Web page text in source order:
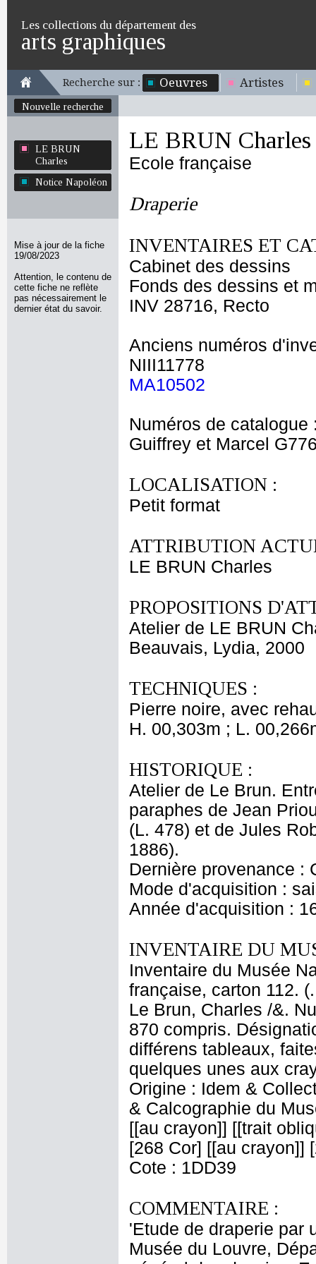
Les collections du département des
arts graphiques
Recherche sur : Oeuvres Artistes
Nouvelle recherche
LE BRUN
Charles
Notice Napoléon
Mise à jour de la fiche
19/08/2023
Attention, le contenu de
cette fiche ne reflète
pas nécessairement le
dernier état du savoir.
LE BRUN Charles
Ecole française
Draperie
INVENTAIRES ET
Cabinet des dessins
Fonds des dessins et
INV 28716, Recto
Anciens numéros
NIII11778
MA10502
Numéros de catalogue
Guiffrey et Marcel
LOCALISATION :
Petit format
ATTRIBUTION
LE BRUN Charles
PROPOSITIONS
Atelier de LE BRUN
Beauvais, Lydia, 2000
TECHNIQUES :
Pierre noire, avec
H. 00,303m ; L.
HISTORIQUE :
Atelier de Le Brun.
paraphes de Jean
(L. 478) et de Jules
1886).
Dernière provenance :
Mode d'acquisition :
Année d'acquisition :
INVENTAIRE DU
Inventaire du Musée
française, carton 112.
Le Brun, Charles /&.
870 compris.
différens tableaux,
quelques unes aux
Origine : Idem &
& Calcographie du
[[au crayon]] [[trait
[268 Cor] [[au crayon]]
Cote : 1DD39
COMMENTAIRE :
'Etude de draperie par
Musée du Louvre,